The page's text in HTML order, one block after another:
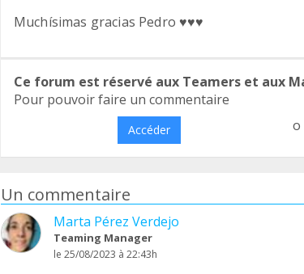
Muchísimas gracias Pedro ♥️♥️♥️
Ce forum est réservé aux Teamers et aux
Pour pouvoir faire un commentaire
Accéder o
Un commentaire
Marta Pérez Verdejo
Teaming Manager
le 25/08/2023 à 22:43h